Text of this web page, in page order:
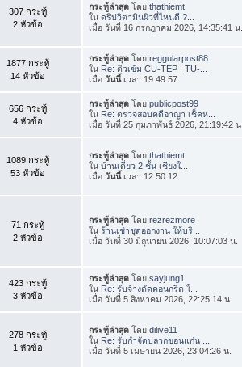
307 กระทู้
2 หัวข้อ
กระทู้ล่าสุด โดยthathiemt
ในดริปวิตามินผิวที่ไหนดี ?...
เมื่อ วันที่ 16 กรกฎาคม 2026, 14:35:41 น.
1877 กระทู้
14 หัวข้อ
กระทู้ล่าสุด โดยreggularpost88
ใน Re: ติวเข้ม CU-TEP | TU-...
เมื่อวันนี้เวลา 19:49:57
656 กระทู้
4 หัวข้อ
กระทู้ล่าสุด โดยpublicpost99
ใน Re: ตรวจสอบคดีอาญา เช็คห...
เมื่อ วันที่ 25 กุมภาพันธ์ 2026, 21:19:42 น.
1089 กระทู้
53 หัวข้อ
กระทู้ล่าสุด โดยthathiemt
ในบ้านเดี่ยว 2 ชั้น เชียงใ...
เมื่อวันนี้เวลา 12:50:12
71 กระทู้
2 หัวข้อ
กระทู้ล่าสุด โดยrezrezmore
ในร้านเช่าชุดออกงาน ให้บริ...
เมื่อ วันที่ 30 มิถุนายน 2026, 10:07:03 น.
423 กระทู้
3 หัวข้อ
กระทู้ล่าสุด โดยsayjung1
ใน Re: รับจ้างตัดคอนกรีต ใ...
เมื่อ วันที่ 5 สิงหาคม 2026, 22:25:14 น.
278 กระทู้
1 หัวข้อ
กระทู้ล่าสุด โดยdilive11
ใน Re: รับกำจัดปลวกขอนแก่น ...
เมื่อ วันที่ 5 เมษายน 2026, 23:04:26 น.